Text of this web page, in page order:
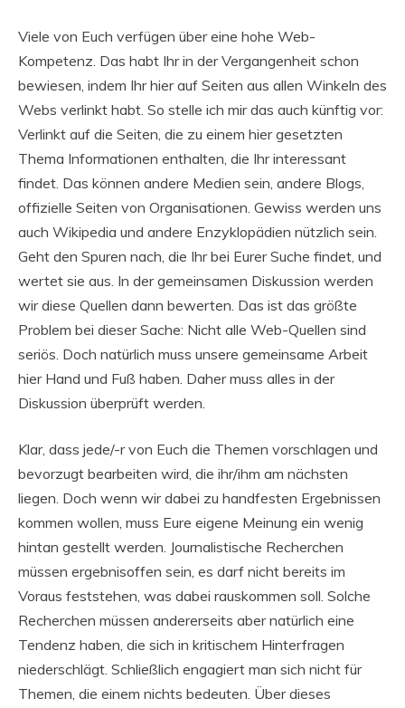
Viele von Euch verfügen über eine hohe Web-
Kompetenz. Das habt Ihr in der Vergangenheit schon
bewiesen, indem Ihr hier auf Seiten aus allen Winkeln des
Webs verlinkt habt. So stelle ich mir das auch künftig vor:
Verlinkt auf die Seiten, die zu einem hier gesetzten
Thema Informationen enthalten, die Ihr interessant
findet. Das können andere Medien sein, andere Blogs,
offizielle Seiten von Organisationen. Gewiss werden uns
auch Wikipedia und andere Enzyklopädien nützlich sein.
Geht den Spuren nach, die Ihr bei Eurer Suche findet, und
wertet sie aus. In der gemeinsamen Diskussion werden
wir diese Quellen dann bewerten. Das ist das größte
Problem bei dieser Sache: Nicht alle Web-Quellen sind
seriös. Doch natürlich muss unsere gemeinsame Arbeit
hier Hand und Fuß haben. Daher muss alles in der
Diskussion überprüft werden.
Klar, dass jede/-r von Euch die Themen vorschlagen und
bevorzugt bearbeiten wird, die ihr/ihm am nächsten
liegen. Doch wenn wir dabei zu handfesten Ergebnissen
kommen wollen, muss Eure eigene Meinung ein wenig
hintan gestellt werden. Journalistische Recherchen
müssen ergebnisoffen sein, es darf nicht bereits im
Voraus feststehen, was dabei rauskommen soll. Solche
Recherchen müssen andererseits aber natürlich eine
Tendenz haben, die sich in kritischem Hinterfragen
niederschlägt. Schließlich engagiert man sich nicht für
Themen, die einem nichts bedeuten. Über dieses